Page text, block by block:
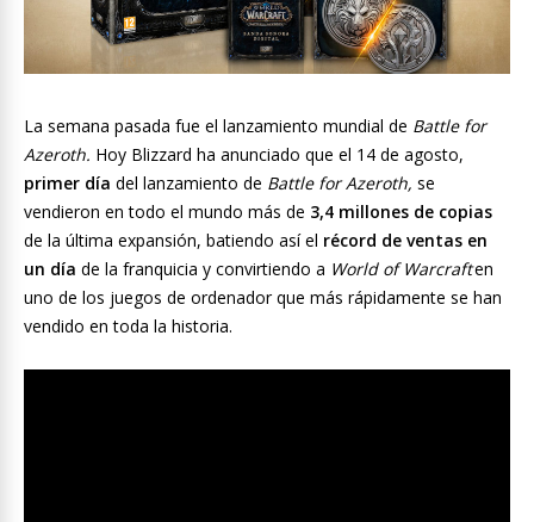
La semana pasada fue el lanzamiento mundial de Battle for
Azeroth. Hoy Blizzard ha anunciado que el 14 de agosto,
primer día del lanzamiento de Battle for Azeroth, se
vendieron en todo el mundo más de 3,4 millones de copias
de la última expansión, batiendo así el récord de ventas en
un día de la franquicia y convirtiendo a World of Warcraften
uno de los juegos de ordenador que más rápidamente se han
vendido en toda la historia.